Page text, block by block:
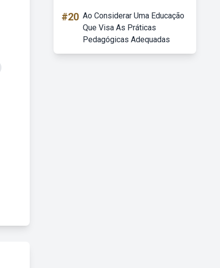
#20 Ao Considerar Uma Educação
Que Visa As Práticas
Pedagógicas Adequadas